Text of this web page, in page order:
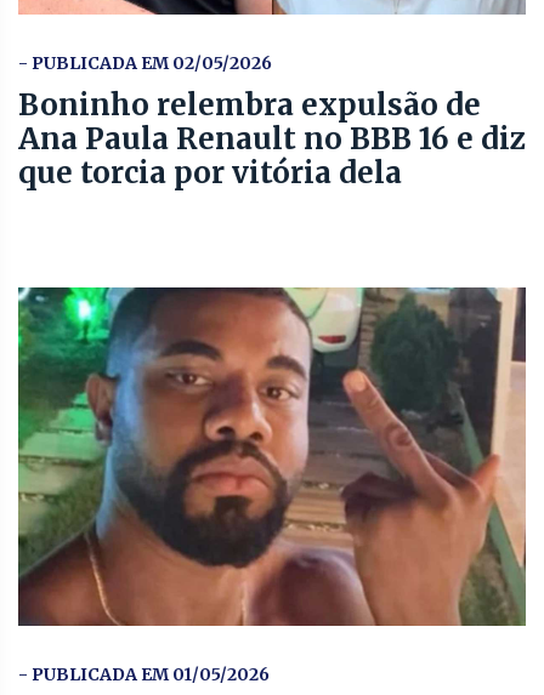
- PUBLICADA EM 02/05/2026
Boninho relembra expulsão de
Ana Paula Renault no BBB 16 e diz
que torcia por vitória dela
- PUBLICADA EM 01/05/2026